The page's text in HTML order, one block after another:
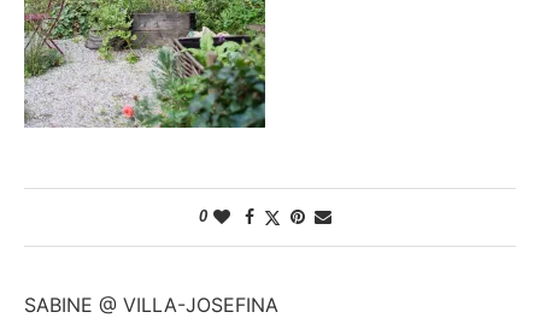
0
SABINE @ VILLA-JOSEFINA